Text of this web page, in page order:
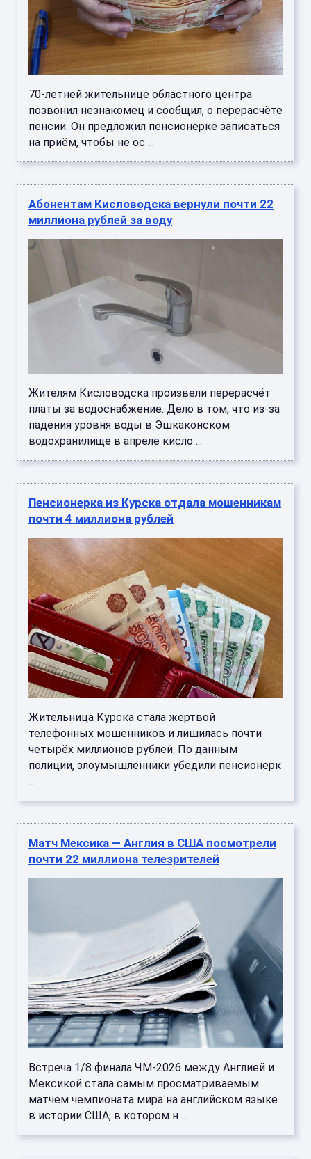
70-летней жительнице областного центра
позвонил незнакомец и сообщил, о перерасчёте
пенсии. Он предложил пенсионерке записаться
на приём, чтобы не ос ...
Абонентам Кисловодска вернули почти 22
миллиона рублей за воду
Жителям Кисловодска произвели перерасчёт
платы за водоснабжение. Дело в том, что из-за
падения уровня воды в Эшкаконском
водохранилище в апреле кисло ...
Пенсионерка из Курска отдала мошенникам
почти 4 миллиона рублей
Жительница Курска стала жертвой
телефонных мошенников и лишилась почти
четырёх миллионов рублей. По данным
полиции, злоумышленники убедили пенсионерк
...
Матч Мексика — Англия в США посмотрели
почти 22 миллиона телезрителей
Встреча 1/8 финала ЧМ-2026 между Англией и
Мексикой стала самым просматриваемым
матчем чемпионата мира на английском языке
в истории США, в котором н ...